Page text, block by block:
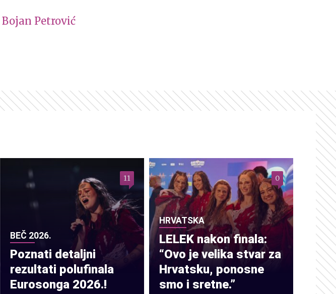
Bojan Petrović
BEČ 2026.
Poznati detaljni
rezultati polufinala
Eurosonga 2026.!
11
HRVATSKA
LELEK nakon finala:
“Ovo je velika stvar za
Hrvatsku, ponosne
smo i sretne.”
0